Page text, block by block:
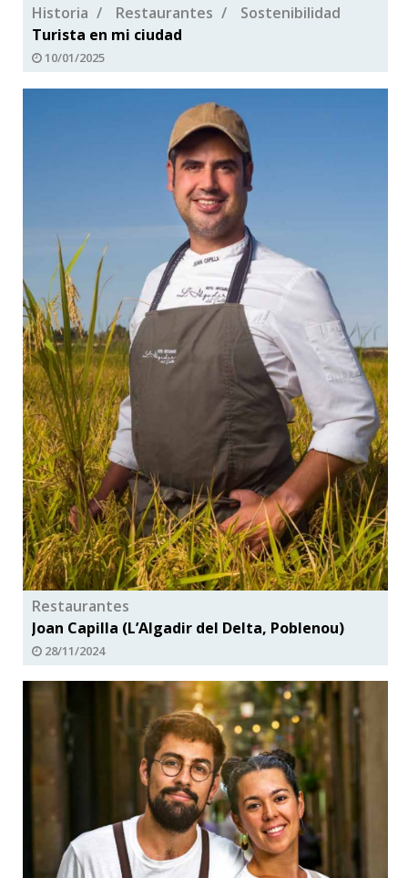
Historia Restaurantes
Sostenibilidad
Turista en mi ciudad
10/01/2025
Restaurantes
Joan Capilla (L’Algadir del Delta, Poblenou)
28/11/2024